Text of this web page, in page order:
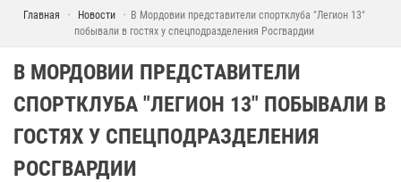
Главная Новости
В Мордовии представители спортклуба "Легион 13"
побывали в гостях у спецподразделения Росгвардии
В МОРДОВИИ ПРЕДСТАВИТЕЛИ
СПОРТКЛУБА "ЛЕГИОН 13" ПОБЫВАЛИ В
ГОСТЯХ У СПЕЦПОДРАЗДЕЛЕНИЯ
РОСГВАРДИИ